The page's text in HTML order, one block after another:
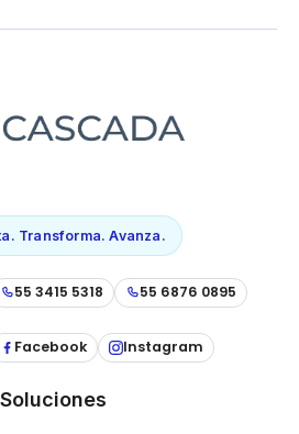
Transforma. Avanza.
55 3415 5318 55 6876 0895
Facebook Instagram
Soluciones